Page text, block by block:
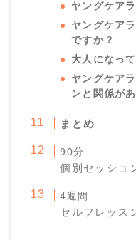
ヤングケア
ヤングケア
ですか？
大人になっ
ヤングケア
ンと関係が
まとめ
90分
個別セッショ
4週間
セルフレッス